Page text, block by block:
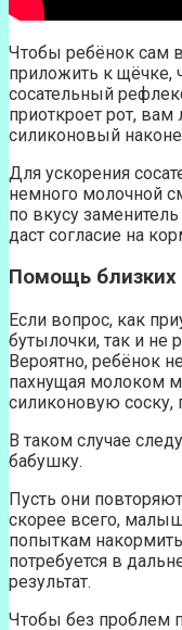
Чтобы ребёнок сам
приложить к щёчке,
сосательный
приоткроет рот,
силиконовый
Для ускорения
немного молочной
по вкусу
даст согласие на
Помощь близких
Если вопрос, как
бутылочки, так и не
Вероятно, ребёнок
пахнущая молоком
силиконовую соску,
В таком случае
бабушку.
Пусть они
скорее всего,
попыткам
потребуется в
результат.
Чтобы без проблем